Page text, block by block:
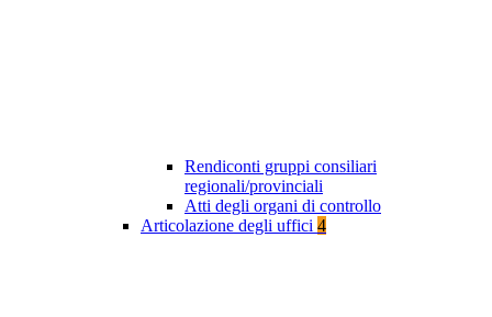
Rendiconti gruppi consiliari
regionali/provinciali
Atti degli organi di controllo
Articolazione degli uffici 4